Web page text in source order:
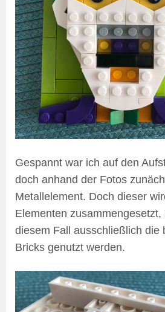
Gespannt war ich auf den
doch anhand der Fotos
Metallelement. Doch dieser
Elementen zusammengesetzt,
diesem Fall ausschließlich die
Bricks genutzt werden.